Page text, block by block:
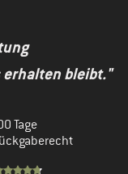
erhalten bleibt."
Tage